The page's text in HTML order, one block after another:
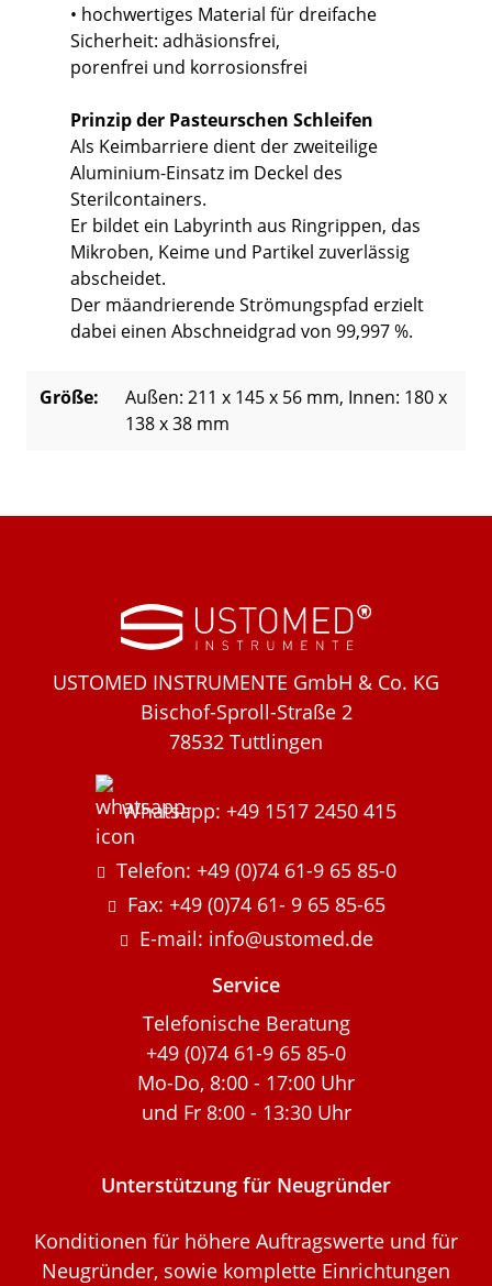
• hochwertiges Material für dreifache
Sicherheit: adhäsionsfrei,
porenfrei und korrosionsfrei
Prinzip der Pasteurschen Schleifen
Als Keimbarriere dient der zweiteilige
Aluminium-Einsatz im Deckel des
Sterilcontainers.
Er bildet ein Labyrinth aus Ringrippen, das
Mikroben, Keime und Partikel zuverlässig
abscheidet.
Der mäandrierende Strömungspfad erzielt
dabei einen Abschneidgrad von 99,997 %.
Größe: Außen: 211 x 145 x 56 mm, Innen: 180 x
138 x 38 mm
USTOMED INSTRUMENTE GmbH & Co. KG
Bischof-Sproll-Straße 2
78532 Tuttlingen
Whatsapp: +49 1517 2450 415
Telefon: +49 (0)74 61-9 65 85-0
Fax: +49 (0)74 61- 9 65 85-65
E-mail: info@ustomed.de
Service
Telefonische Beratung
+49 (0)74 61-9 65 85-0
Mo-Do, 8:00 - 17:00 Uhr
und Fr 8:00 - 13:30 Uhr
Unterstützung für Neugründer
Konditionen für höhere Auftragswerte und für
Neugründer, sowie komplette Einrichtungen